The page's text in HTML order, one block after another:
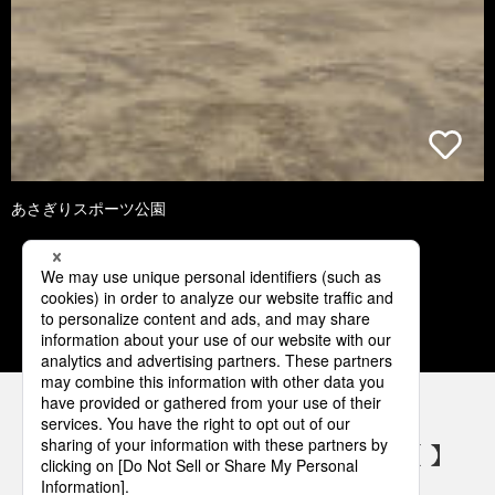
あさぎりスポーツ公園
1 2 3 4 5
パナソニックの電気設備 SNSアカウント